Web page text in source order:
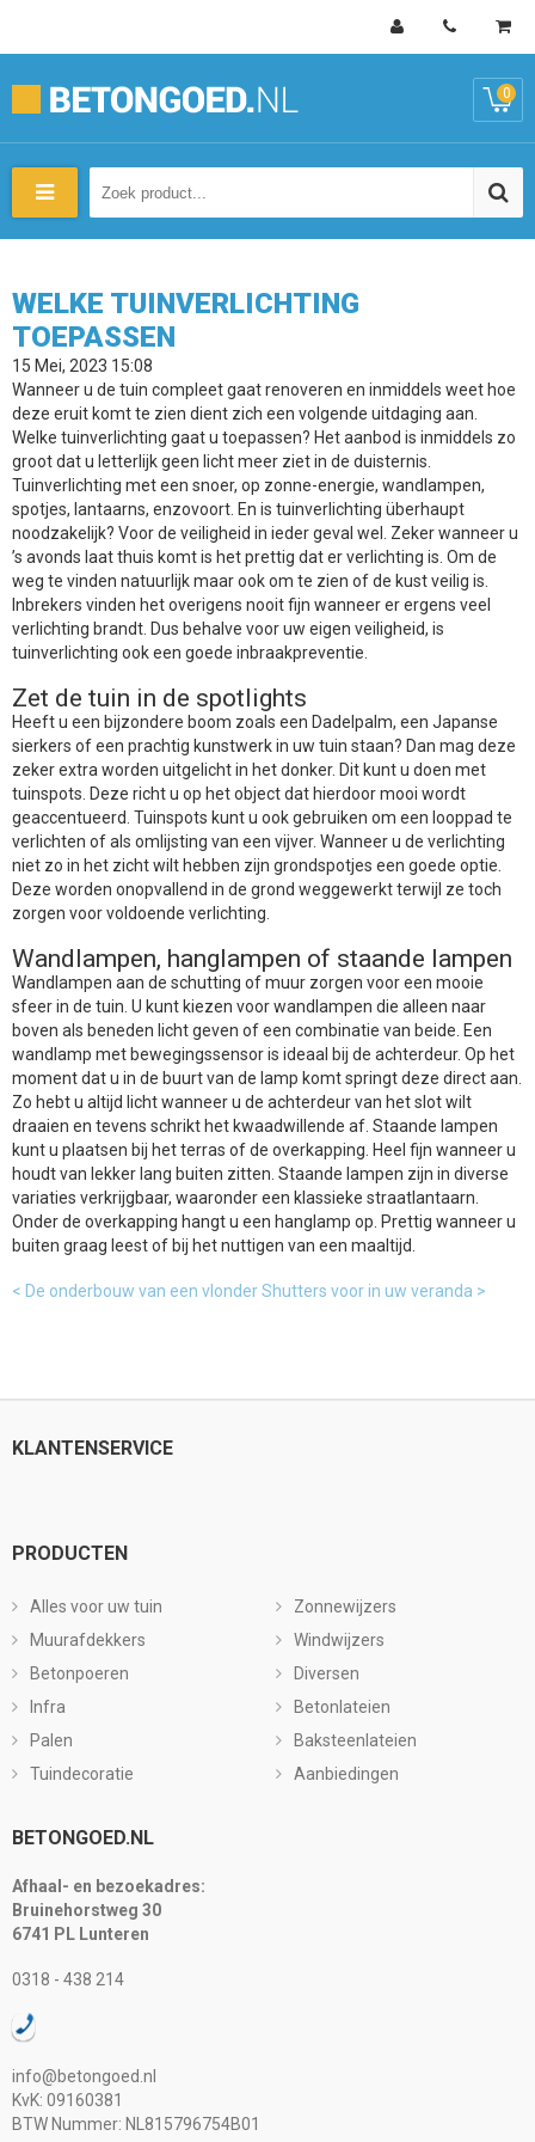
0
WELKE TUINVERLICHTING
TOEPASSEN
15 Mei, 2023 15:08
Wanneer u de tuin compleet gaat renoveren en inmiddels weet hoe
deze eruit komt te zien dient zich een volgende uitdaging aan.
Welke tuinverlichting gaat u toepassen? Het aanbod is inmiddels zo
groot dat u letterlijk geen licht meer ziet in de duisternis.
Tuinverlichting met een snoer, op zonne-energie, wandlampen,
spotjes, lantaarns, enzovoort. En is tuinverlichting überhaupt
noodzakelijk? Voor de veiligheid in ieder geval wel. Zeker wanneer u
’s avonds laat thuis komt is het prettig dat er verlichting is. Om de
weg te vinden natuurlijk maar ook om te zien of de kust veilig is.
Inbrekers vinden het overigens nooit fijn wanneer er ergens veel
verlichting brandt. Dus behalve voor uw eigen veiligheid, is
tuinverlichting ook een goede inbraakpreventie.
Zet de tuin in de spotlights
Heeft u een bijzondere boom zoals een Dadelpalm, een Japanse
sierkers of een prachtig kunstwerk in uw tuin staan? Dan mag deze
zeker extra worden uitgelicht in het donker. Dit kunt u doen met
tuinspots. Deze richt u op het object dat hierdoor mooi wordt
geaccentueerd. Tuinspots kunt u ook gebruiken om een looppad te
verlichten of als omlijsting van een vijver. Wanneer u de verlichting
niet zo in het zicht wilt hebben zijn grondspotjes een goede optie.
Deze worden onopvallend in de grond weggewerkt terwijl ze toch
zorgen voor voldoende verlichting.
Wandlampen, hanglampen of staande lampen
Wandlampen aan de schutting of muur zorgen voor een mooie
sfeer in de tuin. U kunt kiezen voor wandlampen die alleen naar
boven als beneden licht geven of een combinatie van beide. Een
wandlamp met bewegingssensor is ideaal bij de achterdeur. Op het
moment dat u in de buurt van de lamp komt springt deze direct aan.
Zo hebt u altijd licht wanneer u de achterdeur van het slot wilt
draaien en tevens schrikt het kwaadwillende af. Staande lampen
kunt u plaatsen bij het terras of de overkapping. Heel fijn wanneer u
houdt van lekker lang buiten zitten. Staande lampen zijn in diverse
variaties verkrijgbaar, waaronder een klassieke straatlantaarn.
Onder de overkapping hangt u een hanglamp op. Prettig wanneer u
buiten graag leest of bij het nuttigen van een maaltijd.
< De onderbouw van een vlonderShutters voor in uw veranda >
KLANTENSERVICE
PRODUCTEN
Alles voor uw tuin
Muurafdekkers
Betonpoeren
Infra
Palen
Tuindecoratie
Zonnewijzers
Windwijzers
Diversen
Betonlateien
Baksteenlateien
Aanbiedingen
BETONGOED.NL
Afhaal- en bezoekadres:
Bruinehorstweg 30
6741 PL Lunteren
0318 - 438 214
info@betongoed.nl
KvK: 09160381
BTW Nummer: NL815796754B01